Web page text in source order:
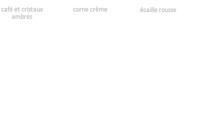
café et cristaux
ambrés
corne crème
écaille rousse